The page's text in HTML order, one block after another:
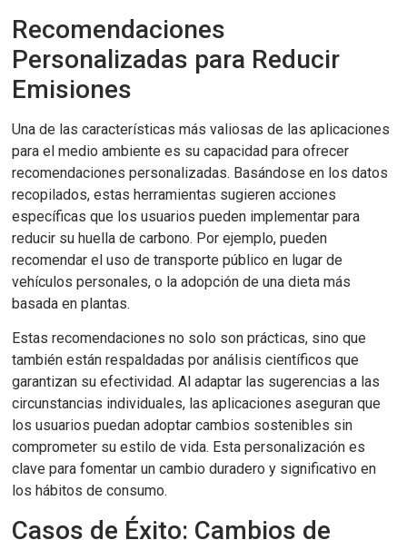
Recomendaciones
Personalizadas para Reducir
Emisiones
Una de las características más valiosas de las aplicaciones
para el medio ambiente es su capacidad para ofrecer
recomendaciones personalizadas. Basándose en los datos
recopilados, estas herramientas sugieren acciones
específicas que los usuarios pueden implementar para
reducir su huella de carbono. Por ejemplo, pueden
recomendar el uso de transporte público en lugar de
vehículos personales, o la adopción de una dieta más
basada en plantas.
Estas recomendaciones no solo son prácticas, sino que
también están respaldadas por análisis científicos que
garantizan su efectividad. Al adaptar las sugerencias a las
circunstancias individuales, las aplicaciones aseguran que
los usuarios puedan adoptar cambios sostenibles sin
comprometer su estilo de vida. Esta personalización es
clave para fomentar un cambio duradero y significativo en
los hábitos de consumo.
Casos de Éxito: Cambios de